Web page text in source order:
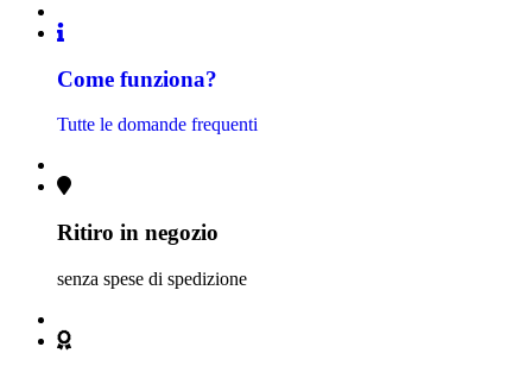
Come funziona?
Tutte le domande frequenti
Ritiro in negozio
senza spese di spedizione